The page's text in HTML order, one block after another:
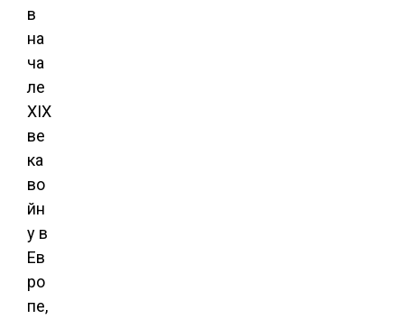
в
на
ча
ле
XIX
ве
ка
во
йн
у в
Ев
ро
пе,